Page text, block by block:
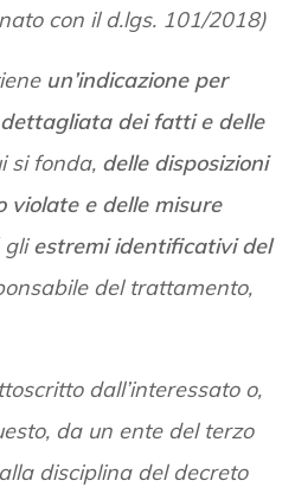
con il d.lgs. 101/2018)
un’indicazione per
dei fatti e delle
si fonda, delle disposizioni
violate e delle misure
gliestremi identificativi del
del trattamento,
dall’interessato o,
da un ente del terzo
disciplina del decreto